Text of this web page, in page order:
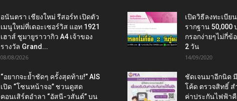
อนันตรา เชียงใหม่ รีสอร์ท เปิดตัว
เมนูใหม่ที่เดอะเซอร์วิส แอท 1921
เฮาส์ ชูมายูราวากิว A4 เจ้าของ
รางวัล Grand...
08/08/2026
“อยากจะย้ำชัดๆ ครั้งสุดท้าย!” AIS
เปิด “โซนหน้าจอ” ชวนดูสด
คอนเสิร์ตอำลา “อัสนี-วสันต์” บน
เปิดวิธีลงทะเบีย
รากฐาน 50,000
กรอกง่ายๆไม่กี่ข้
2 วัน
14/09/2020
ชัดเจนมาอีกนิด
โค้ด ตรวจสิทธิ์ ส
ค่าประกันไฟฟ้า